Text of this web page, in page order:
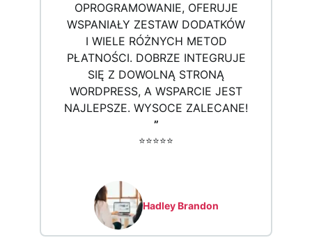
OPROGRAMOWANIE, OFERUJE
WSPANIAŁY ZESTAW DODATKÓW
I WIELE RÓŻNYCH METOD
PŁATNOŚCI. DOBRZE INTEGRUJE
SIĘ Z DOWOLNĄ STRONĄ
WORDPRESS, A WSPARCIE JEST
NAJLEPSZE. WYSOCE ZALECANE!
”
⭐️⭐️⭐️⭐️⭐️
Hadley Brandon